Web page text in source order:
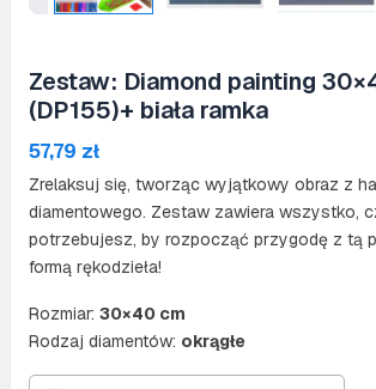
Zestaw: Diamond painting
(DP155)+ biała ramka
57,79 zł
Zrelaksuj się, tworząc wyjątkowy obraz z
diamentowego. Zestaw zawiera wszystko,
potrzebujesz, by rozpocząć przygodę z tą
formą rękodzieła!
Rozmiar: 30×40 cm
Rodzaj diamentów: okrągłe